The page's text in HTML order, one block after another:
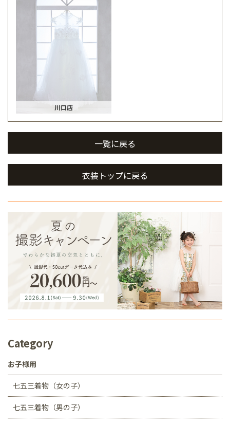
川口店
一覧に戻る
衣装トップに戻る
Category
お子様用
七五三着物（女の子）
七五三着物（男の子）